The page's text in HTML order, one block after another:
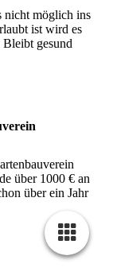
nicht möglich ins
ist wird es
Bleibt gesund
über 1000 € an
über ein Jahr